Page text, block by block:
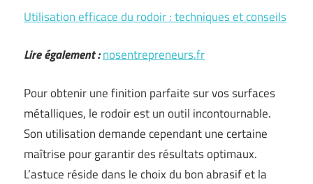
Utilisation efficace du rodoir : techniques et conseils
Lire également :nosentrepreneurs.fr
Pour obtenir une finition parfaite sur vos surfaces
métalliques, le rodoir est un outil incontournable.
Son utilisation demande cependant une certaine
maîtrise pour garantir des résultats optimaux.
L’astuce réside dans le choix du bon abrasif et la